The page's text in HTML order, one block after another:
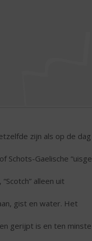
zijn als op de dag
Schots-Gaelische “uisge
alleen uit
gist en water. Het
gerijpt is en ten minste